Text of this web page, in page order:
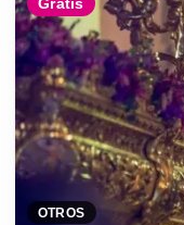
OTROS